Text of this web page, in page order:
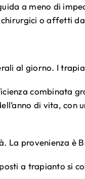
a meno di
o affetti
al giorno. I
combinata
di vita,
La provenienza è
a trapianto si